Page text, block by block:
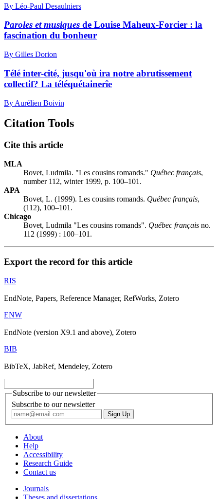
By Léo-Paul Desaulniers
Paroles et musiques de Louise Maheux-Forcier : la
fascination du bonheur
By Gilles Dorion
Télé inter-cité, jusqu'où ira notre abrutissement
collectif? La téléquétainerîe
By Aurélien Boivin
Citation Tools
Cite this article
MLA
Bovet, Ludmila. "Les cousins romands." Québec français,
number 112, winter 1999, p. 100–101.
APA
Bovet, L. (1999). Les cousins romands. Québec français,
(112), 100–101.
Chicago
Bovet, Ludmila "Les cousins romands". Québec français no.
112 (1999) : 100–101.
Export the record for this article
RIS
EndNote, Papers, Reference Manager, RefWorks, Zotero
ENW
EndNote (version X9.1 and above), Zotero
BIB
BibTeX, JabRef, Mendeley, Zotero
Subscribe to our newsletter
Subscribe to our newsletter
About
Help
Accessibility
Research Guide
Contact us
Journals